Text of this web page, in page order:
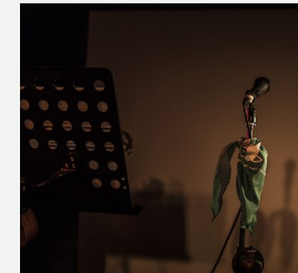
COMUNIDAD
QUIÉNES SOMOS